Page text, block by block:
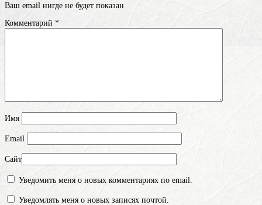
Ваш email нигде не будет показан
Комментарий *
Имя
Email
Сайт
Уведомить меня о новых комментариях по email.
Уведомлять меня о новых записях почтой.